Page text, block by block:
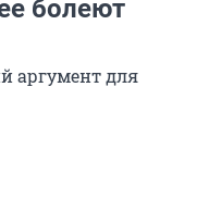
болеют
аргумент для